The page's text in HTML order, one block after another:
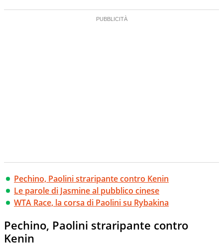
Pechino, Paolini straripante contro Kenin
Le parole di Jasmine al pubblico cinese
WTA Race, la corsa di Paolini su Rybakina
Pechino, Paolini straripante contro
Kenin